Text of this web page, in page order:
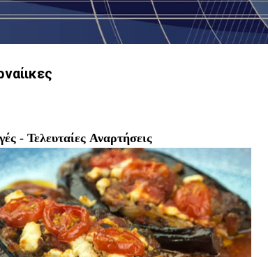
- Τελευταίες Αναρτήσεις